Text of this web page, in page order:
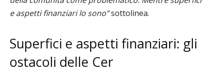
e aspetti finanziari lo sono”sottolinea.
Superfici e aspetti finanziari: gli
ostacoli delle Cer